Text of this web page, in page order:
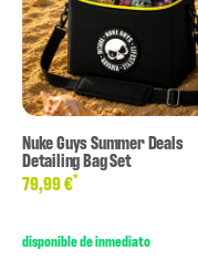
Nuke Guys Summer Deals
Detailing Bag Set
79,99 €*
disponible de inmediato